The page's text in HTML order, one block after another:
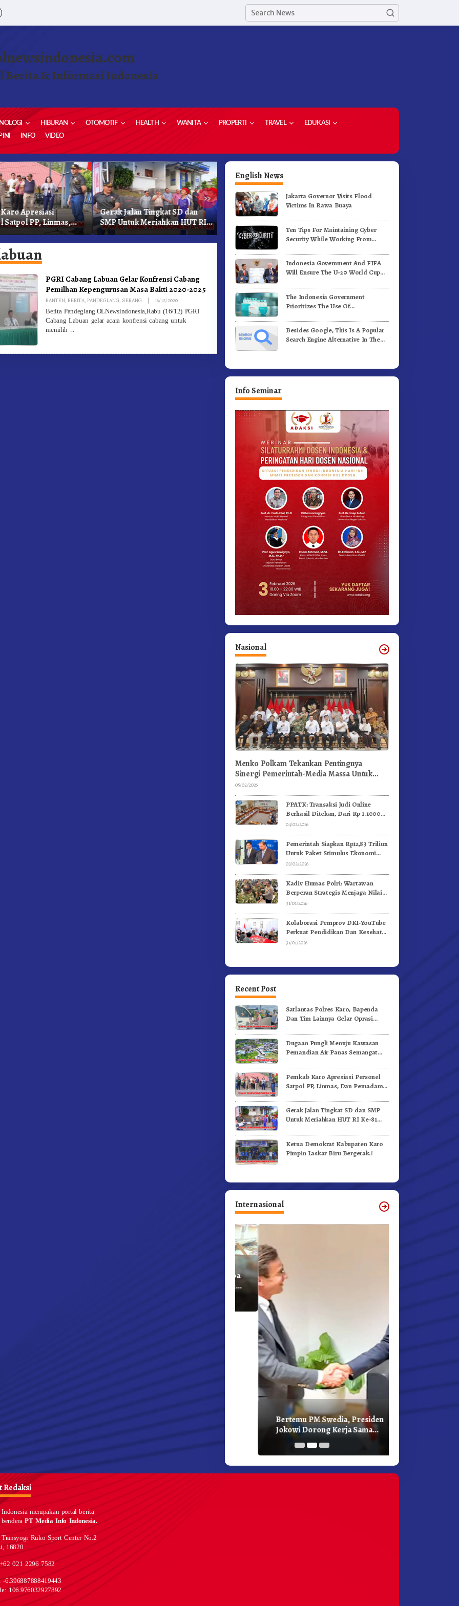
Berita & Informasi Indonesia
HIBURAN OTOMOTIF HEALTH WANITA PROPERTI TRAVEL
EDUKASI
INFO VIDEO
»
Apresiasi
PP, Linmas,
Kebakaran
Gerak Jalan Tingkat SD dan
SMP Untuk Meriahkan HUT RI
Ke-81 Dibuka Sekda Karo
Ketua Demokrat Kabupaten
Karo Pimpin Laskar Biru
Bergerak.!
Pemkab Karo Gelar Gerak
Jalan Kemerdekaan.!
PGRI Cabang Labuan Gelar Konfrensi Cabang
Pemilhan Kepengurusan Masa Bakti 2020-2025
BANTEN,BERITA,PANDEGLANG, SERANG | 16/12/2020By
Berita Pandeglang.OLNewsindonesia,Rabu (16/12) PGRI
Cabang Labuan gelar acara konfrensi cabang untuk
memilih
English News
Jakarta Governor Visits Flood
Victims In Rawa Buaya
Ten Tips For Maintaining Cyber
Security While Working From
Indonesia Government And FIFA
Will Ensure The U-20 World Cup
Standards
The Indonesia Government
Prioritizes The Use Of
Vaccines
Besides Google, This Is A Popular
Search Engine Alternative In The
Info Seminar
Nasional
Menko Polkam Tekankan Pentingnya
Sinergi Pemerintah-Media Massa Untuk
Jaga Stabilitas Bangsa
05/02/2026
PPATK: Transaksi Judi Online
Berhasil Ditekan, Dari Rp 1.1000
Triliun Menjadi Rp 268 Triliun
04/02/2026
Pemerintah Siapkan Rp12,83 Triliun
Untuk Paket Stimulus Ekonomi
Kuartal I-2026
03/02/2026
Kadiv Humas Polri: Wartawan
Berperan Strategis Menjaga Nilai
Kebangsaan, Demokrasi, dan NKRI
31/01/2026
Kolaborasi Pemprov DKI-YouTube
Perkuat Pendidikan Dan Kesehatan
Mental
31/01/2026
Recent Post
Satlantas Polres Karo, Bapenda
Dan Tim Lainnya Gelar Oprasi
Dugaan Pungli Menuju Kawasan
Pemandian Air Panas Semangat
Videokan!
Pemkab Karo Apresiasi Personel
Satpol PP, Linmas, Dan Pemadam
Gerak Jalan Tingkat SD dan SMP
Untuk Meriahkan HUT RI Ke-81
Ketua Demokrat Kabupaten Karo
Pimpin Laskar Biru Bergerak.!
Internasional
Bertemu PM Swedia, Presiden
Jokowi Dorong Kerja Sama
Pembangunan Hijau
Redaksi
Indonesia merupakan portal berita
benderaPT Media Info Indonesia.
Ruko Sport Center No.2
16820
021 2296 7582
-6.396887888419443
106.976032927892